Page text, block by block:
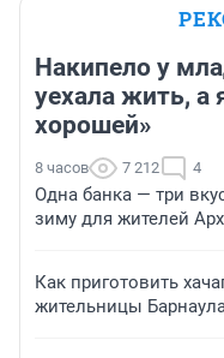
Накипело у
уехала жить, а
хорошей»
8 часов 7 212 4
Одна банка — три
зиму для жителей
Как приготовить
жительницы